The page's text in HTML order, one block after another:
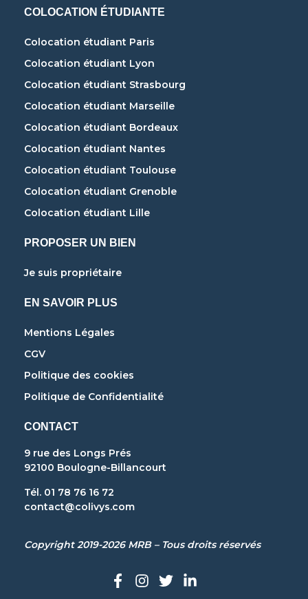
COLOCATION ÉTUDIANTE
Colocation étudiant Paris
Colocation étudiant Lyon
Colocation étudiant Strasbourg
Colocation étudiant Marseille
Colocation étudiant Bordeaux
Colocation étudiant Nantes
Colocation étudiant Toulouse
Colocation étudiant Grenoble
Colocation étudiant Lille
PROPOSER UN BIEN
Je suis propriétaire
EN SAVOIR PLUS
Mentions Légales
CGV
Politique des cookies
Politique de Confidentialité
CONTACT
9 rue des Longs Prés
92100 Boulogne-Billancourt
Tél. 01 78 76 16 72
contact@colivys.com
Copyright 2019-2026 MRB – Tous droits réservés